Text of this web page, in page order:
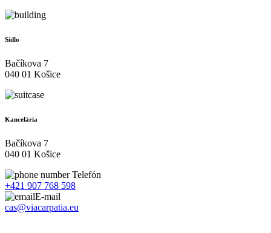
Sídlo
Bačíkova 7
040 01 Košice
Kancelária
Bačíkova 7
040 01 Košice
Telefón
+421 907 768 598
E-mail
cas@viacarpatia.eu